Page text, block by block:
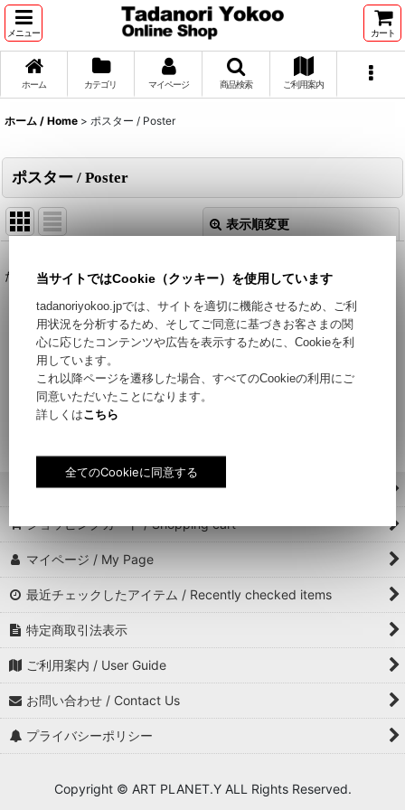
メニュー カート
ホーム カテゴリ マイページ 商品検索 ご利用案内
ホーム / Home > ポスター / Poster
ポスター / Poster
表示順変更
表示数:
並び順:
絞り込む
ただいま準備中です。今しばらくお待ちください。
ホーム / Home
ショッピングカート / Shopping cart
マイページ / My Page
最近チェックしたアイテム / Recently checked items
特定商取引法表示
ご利用案内 / User Guide
お問い合わせ / Contact Us
プライバシーポリシー
Copyright © ART PLANET.Y ALL Rights Reserved.
当サイトではCookie（クッキー）を使用しています
tadanoriyokoo.jpでは、サイトを適切に機能させるため、ご利
用状況を分析するため、そしてご同意に基づきお客さまの関
心に応じたコンテンツや広告を表示するために、Cookieを利
用しています。
これ以降ページを遷移した場合、すべてのCookieの利用にご
同意いただいたことになります。
詳しくはこちら